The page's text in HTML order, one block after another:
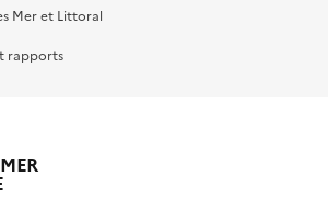
Mer et Littoral
rapports